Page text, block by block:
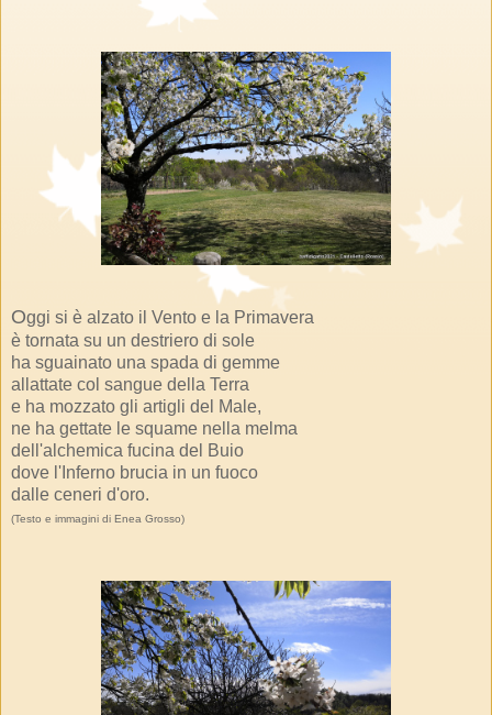
Oggi si è alzato il Vento e la Primavera
è tornata su un destriero di sole
ha sguainato una spada di gemme
allattate col sangue della Terra
e ha mozzato gli artigli del Male,
ne ha gettate le squame nella melma
dell'alchemica fucina del Buio
dove l'Inferno brucia in un fuoco
dalle ceneri d'oro.
(Testo e immagini di Enea Grosso)